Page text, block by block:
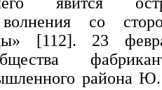
со
[112]. 23
района